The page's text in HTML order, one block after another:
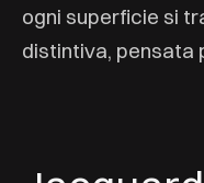
ogni superficie si
distintiva, pensata